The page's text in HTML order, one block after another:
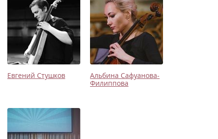
Евгений Стушков
Альбина Сафуанова-
Филиппова